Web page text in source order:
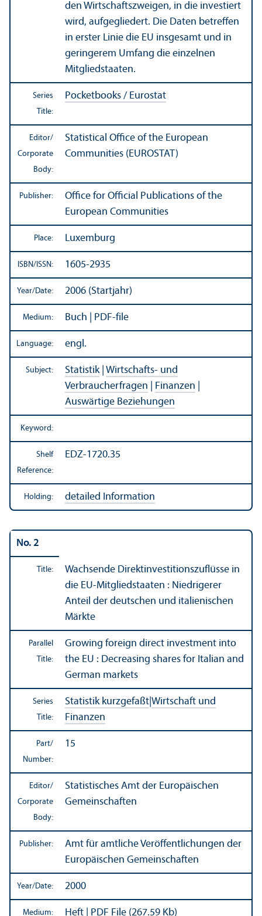
den Wirtschaftszweigen, in die investiert
wird, aufgegliedert. Die Daten betreffen
in erster Linie die EU insgesamt und in
geringerem Umfang die einzelnen
Mitgliedstaaten.
Series
Title:
Pocketbooks / Eurostat
Editor/
Corporate
Body:
Statistical Office of the European
Communities (EUROSTAT)
Publisher:
Office for Official Publications of the
European Communities
Place: Luxemburg
ISBN/ISSN: 1605-2935
Year/Date: 2006 (Startjahr)
Medium: Buch | PDF-file
Language: engl.
Subject: Statistik| Wirtschafts- und
Verbraucherfragen
Finanzen
Auswärtige Beziehungen
Keyword:
Shelf
Reference:
EDZ-1720.35
Holding: detailed Information
No. 2
Title:
Wachsende Direktinvestitionszuflüsse in
die EU-Mitgliedstaaten : Niedrigerer
Anteil der deutschen und italienischen
Märkte
Parallel
Title:
Growing foreign direct investment into
the EU : Decreasing shares for Italian and
German markets
Series
Title:
Statistik kurzgefaßt Wirtschaft und
Finanzen
Part/
Number:
15
Editor/
Corporate
Body:
Statistisches Amt der Europäischen
Gemeinschaften
Publisher:
Amt für amtliche Veröffentlichungen der
Europäischen Gemeinschaften
Year/Date: 2000
Medium: Heft | PDF File (267.59 Kb)